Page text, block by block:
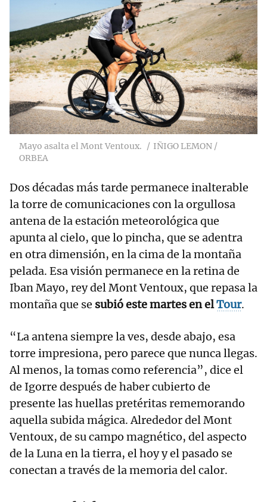
Mayo asalta el Mont Ventoux.
IÑIGO LEMON /
ORBEA
Dos décadas más tarde permanece inalterable
la torre de comunicaciones con la orgullosa
antena de la estación meteorológica que
apunta al cielo, que lo pincha, que se adentra
en otra dimensión, en la cima de la montaña
pelada. Esa visión permanece en la retina de
Iban Mayo, rey del Mont Ventoux, que repasa la
montaña que se subió este martes en elTour.
“La antena siempre la ves, desde abajo, esa
torre impresiona, pero parece que nunca llegas.
Al menos, la tomas como referencia”, dice el
de Igorre después de haber cubierto de
presente las huellas pretéritas rememorando
aquella subida mágica. Alrededor del Mont
Ventoux, de su campo magnético, del aspecto
de la Luna en la tierra, el hoy y el pasado se
conectan a través de la memoria del calor.